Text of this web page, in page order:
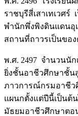
ราชบุรีสี่เสาเทเวศร์
พำนักพึ่งพิงดินแดนอุ
สถานที่ถาวรเป็นของ
พ.ศ. 2497 จำนวนนั
ยิ่งชั้นอาชีวศึกษาชั้น
ภาวการณ์กรมอาชี
แผนกตั้งแต่ปีนี้เป็นต้
มัธยมอาชีวศึกษาตอ